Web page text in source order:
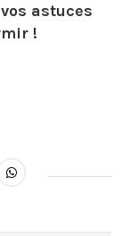
astuces
!